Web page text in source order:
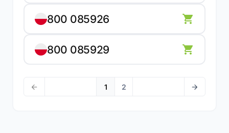
800 085926
800 085929
1 2